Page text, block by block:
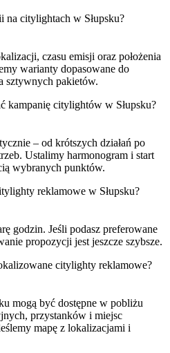
na citylightach w Słupsku?
czasu emisji oraz położenia
warianty dopasowane do
sztywnych pakietów.
kampanię citylightów w Słupsku?
– od krótszych działań po
Ustalimy harmonogram i start
wybranych punktów.
reklamowe w Słupsku?
godzin. Jeśli podasz preferowane
propozycji jest jeszcze szybsze.
citylighty reklamowe?
mogą być dostępne w pobliżu
przystanków i miejsc
mapę z lokalizacjami i